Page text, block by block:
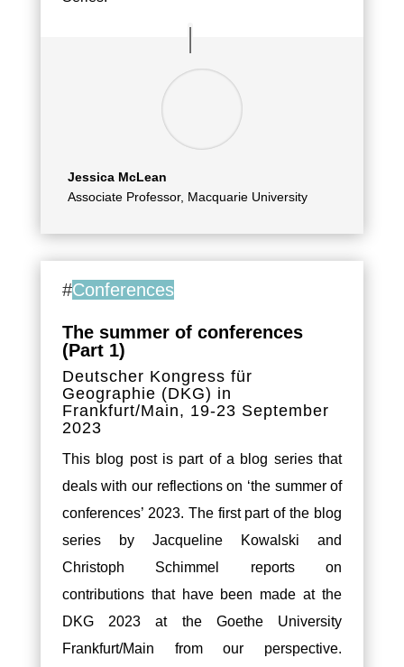
Jessica McLean
Associate Professor, Macquarie University
#Conferences
The summer of conferences
(Part 1)
Deutscher Kongress für
Geographie (DKG) in
Frankfurt/Main, 19-23 September
2023
This blog post is part of a blog series that
deals with our reflections on ‘the summer of
conferences’ 2023. The first part of the blog
series by Jacqueline Kowalski and
Christoph Schimmel reports on
contributions that have been made at the
DKG 2023 at the Goethe University
Frankfurt/Main from our perspective.